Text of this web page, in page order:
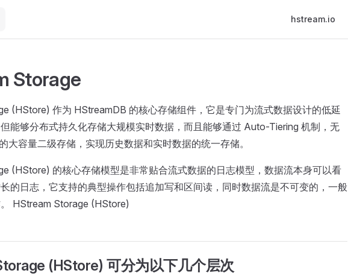
hstream.io
Storage
(HStore) 作为 HStreamDB 的核心存储组件，它是专门为流式数据设计的低延
能够分布式持久化存储大规模实时数据，而且能够通过 Auto-Tiering 机制，无
大容量二级存储，实现历史数据和实时数据的统一存储。
(HStore) 的核心存储模型是非常贴合流式数据的日志模型，数据流本身可以看
的日志，它支持的典型操作包括追加写和区间读，同时数据流是不可变的，一般
HStream Storage (HStore)
(HStore) 可分为以下几个层次